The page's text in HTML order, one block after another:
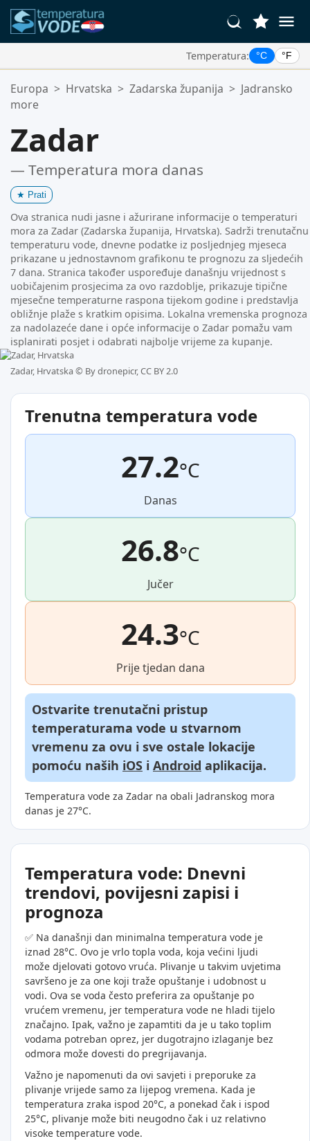
Temperatura: °C °F
Vaše Omiljene Lokacije:
Vaša lista favorita je prazna.
Europa > Hrvatska > Zadarska županija > Jadransko
more
Zadar
— Temperatura mora danas
★ Prati
Ova stranica nudi jasne i ažurirane informacije o temperaturi
mora za Zadar (Zadarska županija, Hrvatska). Sadrži trenutačnu
temperaturu vode, dnevne podatke iz posljednjeg mjeseca
prikazane u jednostavnom grafikonu te prognozu za sljedećih
7 dana. Stranica također uspoređuje današnju vrijednost s
uobičajenim prosjecima za ovo razdoblje, prikazuje tipične
mjesečne temperaturne raspona tijekom godine i predstavlja
obližnje plaže s kratkim opisima. Lokalna vremenska prognoza
za nadolazeće dane i opće informacije o Zadar pomažu vam
isplanirati posjet i odabrati najbolje vrijeme za kupanje.
Zadar, Hrvatska © By dronepicr, CC BY 2.0
Trenutna temperatura vode
27.2°C
Danas
26.8°C
Jučer
24.3°C
Prije tjedan dana
Ostvarite trenutačni pristup
temperaturama vode u stvarnom
vremenu za ovu i sve ostale lokacije
pomoću naših iOS i Android aplikacija.
Temperatura vode za Zadar na obali Jadranskog mora
danas je 27°C.
Temperatura vode: Dnevni
trendovi, povijesni zapisi i
prognoza
✅ Na današnji dan minimalna temperatura vode je
iznad 28°C. Ovo je vrlo topla voda, koja većini ljudi
može djelovati gotovo vruća. Plivanje u takvim uvjetima
savršeno je za one koji traže opuštanje i udobnost u
vodi. Ova se voda često preferira za opuštanje po
vrućem vremenu, jer temperatura vode ne hladi tijelo
značajno. Ipak, važno je zapamtiti da je u tako toplim
vodama potreban oprez, jer dugotrajno izlaganje bez
odmora može dovesti do pregrijavanja.
Važno je napomenuti da ovi savjeti i preporuke za
plivanje vrijede samo za lijepog vremena. Kada je
temperatura zraka ispod 20°C, a ponekad čak i ispod
25°C, plivanje može biti neugodno čak i uz relativno
visoke temperature vode.